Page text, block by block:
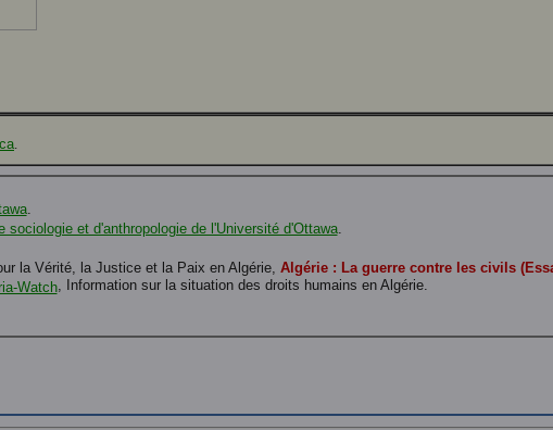
.
.
sociologie et d'anthropologie de l'Université d'Ottawa.
la Vérité, la Justice et la Paix en Algérie, Algérie : La guerre contre les civils
Watch, Information sur la situation des droits humains en Algérie.